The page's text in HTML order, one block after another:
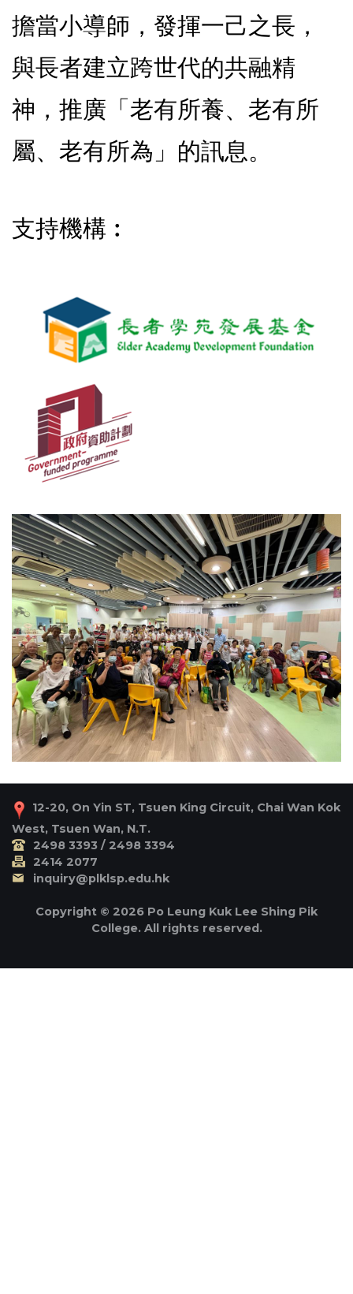
擔當小導師，發揮一己之長，
與長者建立跨世代的共融精
神，推廣「老有所養、老有所
屬、老有所為」的訊息。
支持機構︰
12-20, On Yin ST, Tsuen King Circuit, Chai Wan Kok
West, Tsuen Wan, N.T.
2498 3393 / 2498 3394
2414 2077
inquiry@plklsp.edu.hk
Copyright © 2026 Po Leung Kuk Lee Shing Pik
College. All rights reserved.